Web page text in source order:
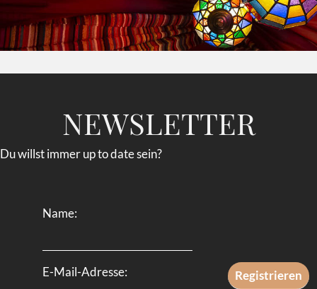
NEWSLETTER
Du willst immer up to date sein?
Name:
E-Mail-Adresse: